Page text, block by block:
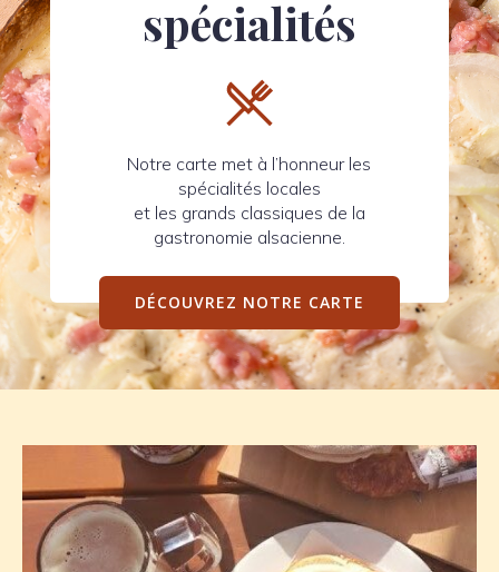
spécialités
Notre carte met à l’honneur les
spécialités locales
et les grands classiques de la
gastronomie alsacienne.
DÉCOUVREZ NOTRE CARTE